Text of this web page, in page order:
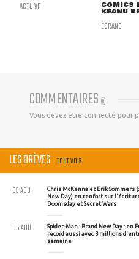
ACTU VF COMICS
KEANU
ECRANS
COMMENTAIRES (0)
Vous devez être connecté pour
LES BRÈVES TOUT VOIR
Chris McKenna et Erik Sommers
New Day) en renfort sur
Doomsday et Secret Wars
06 AOU
Spider-Man : Brand New Day : en
record aussi avec 3 millions
semaine
05 AOU